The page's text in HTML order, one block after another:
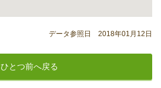
データ参照日 2018年01月12日
ひとつ前へ戻る